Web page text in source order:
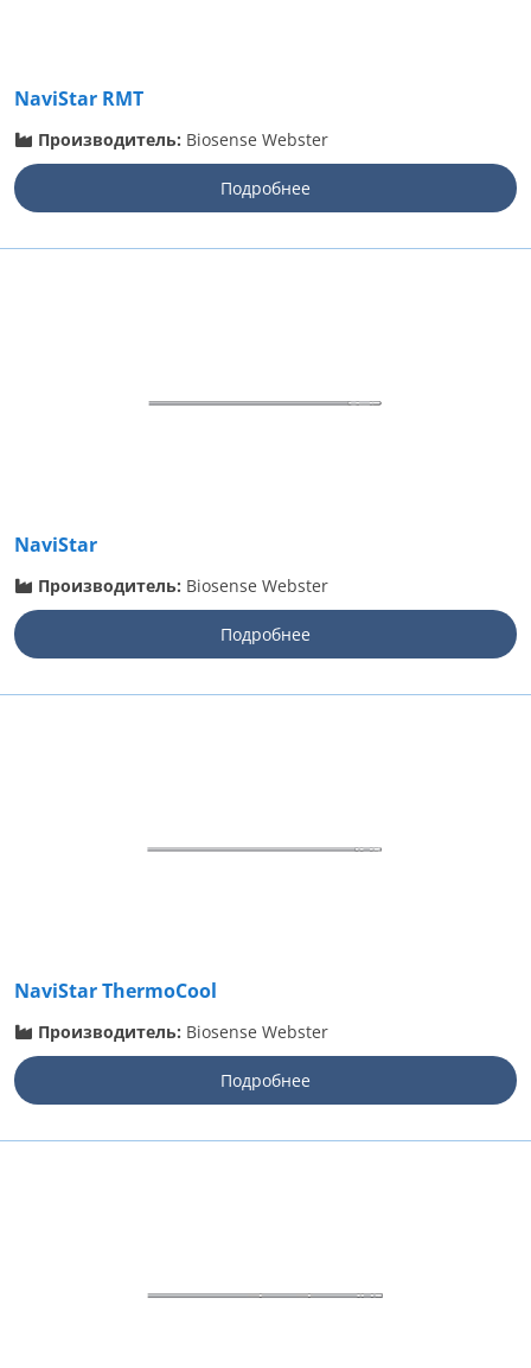
NaviStar RMT
Производитель: Biosense Webster
Подробнее
NaviStar
Производитель: Biosense Webster
Подробнее
NaviStar ThermoCool
Производитель: Biosense Webster
Подробнее